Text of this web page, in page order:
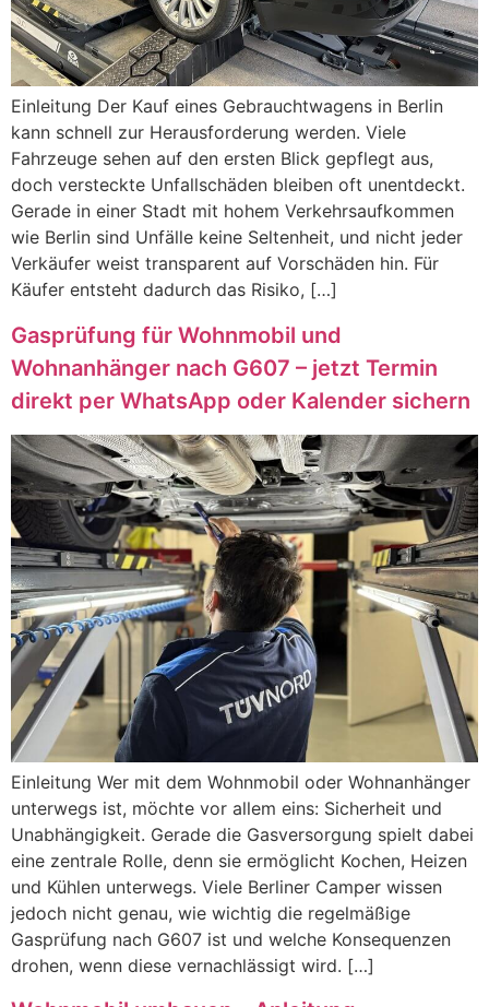
Einleitung Der Kauf eines Gebrauchtwagens in Berlin
kann schnell zur Herausforderung werden. Viele
Fahrzeuge sehen auf den ersten Blick gepflegt aus,
doch versteckte Unfallschäden bleiben oft unentdeckt.
Gerade in einer Stadt mit hohem Verkehrsaufkommen
wie Berlin sind Unfälle keine Seltenheit, und nicht jeder
Verkäufer weist transparent auf Vorschäden hin. Für
Käufer entsteht dadurch das Risiko, […]
Gasprüfung für Wohnmobil und
Wohnanhänger nach G607 – jetzt Termin
direkt per WhatsApp oder Kalender sichern
Einleitung Wer mit dem Wohnmobil oder Wohnanhänger
unterwegs ist, möchte vor allem eins: Sicherheit und
Unabhängigkeit. Gerade die Gasversorgung spielt dabei
eine zentrale Rolle, denn sie ermöglicht Kochen, Heizen
und Kühlen unterwegs. Viele Berliner Camper wissen
jedoch nicht genau, wie wichtig die regelmäßige
Gasprüfung nach G607 ist und welche Konsequenzen
drohen, wenn diese vernachlässigt wird. […]